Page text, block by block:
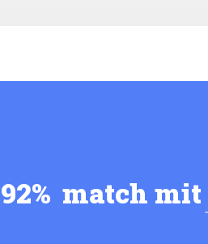
92% match mit